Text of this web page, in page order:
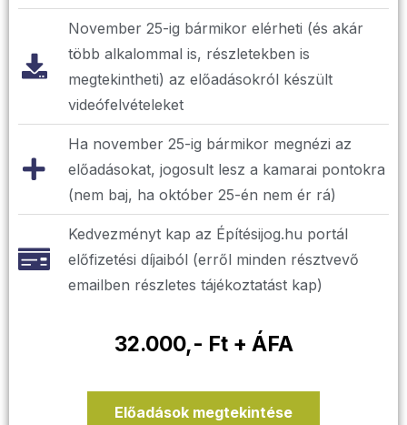
November 25-ig bármikor elérheti (és akár
több alkalommal is, részletekben is
megtekintheti) az előadásokról készült
videófelvételeket
Ha november 25-ig bármikor megnézi az
előadásokat, jogosult lesz a kamarai pontokra
(nem baj, ha október 25-én nem ér rá)
Kedvezményt kap az Építésijog.hu portál
előfizetési díjaiból (erről minden résztvevő
emailben részletes tájékoztatást kap)
32.000,- Ft + ÁFA
Előadások megtekintése